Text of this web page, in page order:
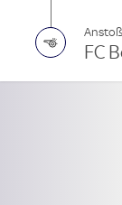
Anstoß
FC